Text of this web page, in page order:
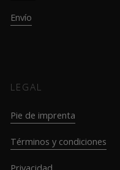
Envío
LEGAL
Pie de imprenta
Términos y condiciones